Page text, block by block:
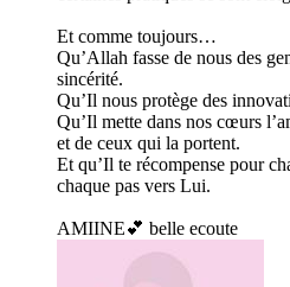
Et comme toujours…
Qu’Allah fasse de nous des
sincérité.
Qu’Il nous protège des
Qu’Il mette dans nos cœurs
et de ceux qui la portent.
Et qu’Il te récompense pour
chaque pas vers Lui.
AMIINE💕 belle ecoute